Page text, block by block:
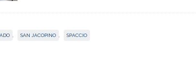
SAN JACOPINO SPACCIO